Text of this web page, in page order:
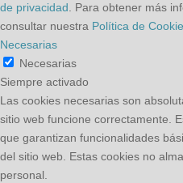
de privacidad. Para obtener más
consultar nuestra Política de
Necesarias
Necesarias
Siempre activado
Las cookies necesarias son
sitio web funcione correctamente.
que garantizan funcionalidades
del sitio web. Estas cookies no
personal.